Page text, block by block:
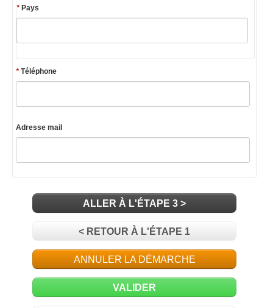
*Pays
*Téléphone
Adresse mail
ALLER À L'ÉTAPE 3 >
< RETOUR À L'ÉTAPE 1
ANNULER LA DÉMARCHE
VALIDER